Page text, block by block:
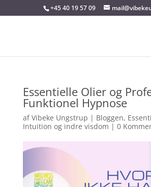
+45 40 19 57 09
Essentielle Olier og
Funktionel Hypnose
afVibeke Ungstrup | Bloggen,
Intuition og indre visdom | 0